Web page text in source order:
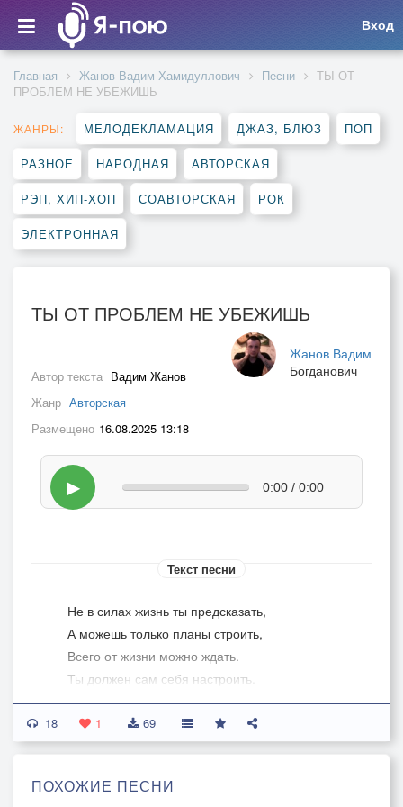
Вход
Главная Жанов Вадим Хамидуллович Песни
ТЫ ОТ
ПРОБЛЕМ НЕ УБЕЖИШЬ
ЖАНРЫ: МЕЛОДЕКЛАМАЦИЯ ДЖАЗ, БЛЮЗ ПОП
РАЗНОЕ НАРОДНАЯ АВТОРСКАЯ
РЭП, ХИП-ХОП СОАВТОРСКАЯ РОК
ЭЛЕКТРОННАЯ
ТЫ ОТ ПРОБЛЕМ НЕ УБЕЖИШЬ
Жанов Вадим
Богданович
Автор текста Вадим Жанов
Жанр Авторская
Размещено 16.08.2025 13:18
▶ 0:00 / 0:00
Текст песни
Не в силах жизнь ты предсказать,
А можешь только планы строить,
Всего от жизни можно ждать.
Ты должен сам себя настроить.
Что сделано уже не изменить,
Но можно это всё поправить,
А надо от проблем себя избавить.
18 1 69
ПОХОЖИЕ ПЕСНИ